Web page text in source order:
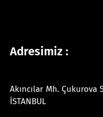
Adresimiz :
Akıncılar Mh. Çukurova
İSTANBUL